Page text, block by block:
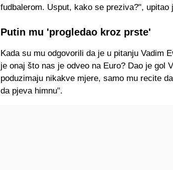
fudbalerom. Usput, kako se preziva?", upitao
Putin mu 'progledao kroz prste'
Kada su mu odgovorili da je u pitanju Vadim
je onaj što nas je odveo na Euro? Dao je gol
poduzimaju nikakve mjere, samo mu recite
da pjeva himnu".